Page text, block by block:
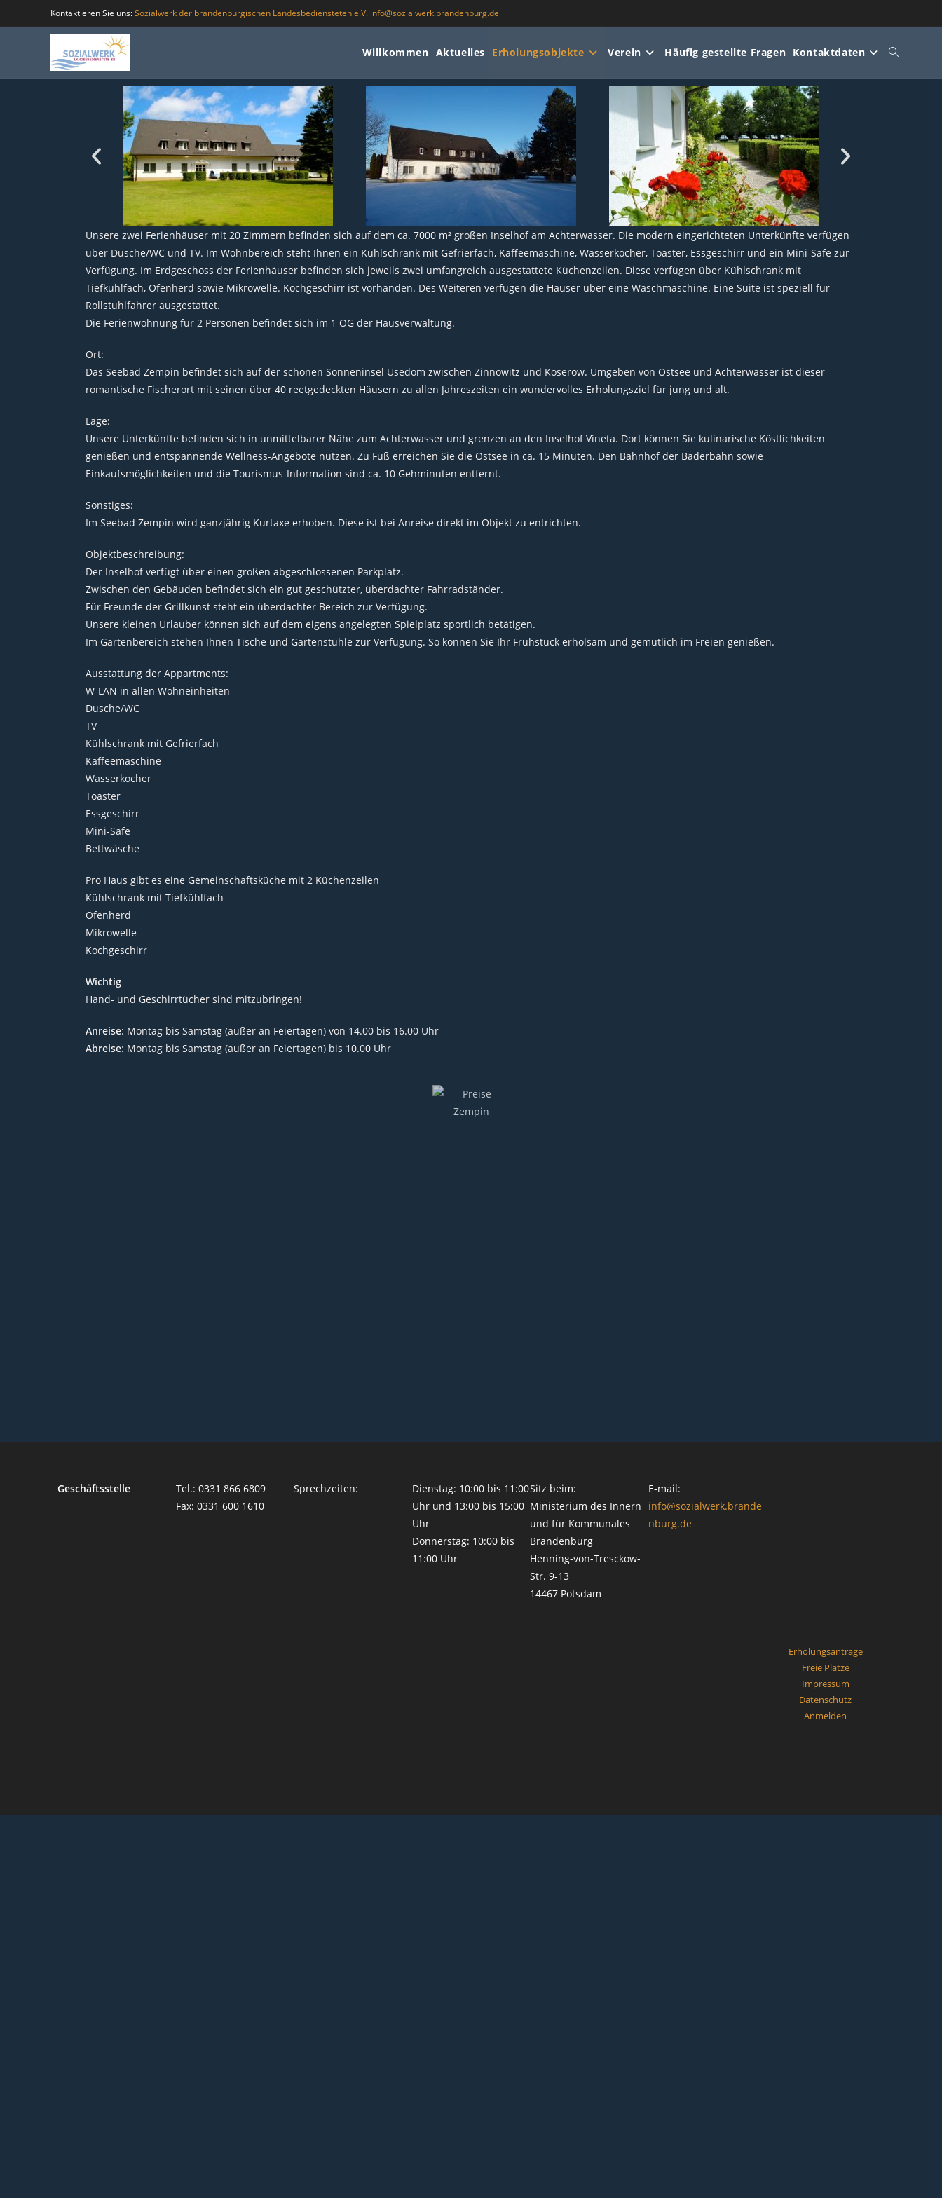
Kontaktieren Sie uns:Sozialwerk der brandenburgischen Landesbediensteten e.V. info@sozialwerk.brandenburg.de
Willkommen Aktuelles Erholungsobjekte Verein Häufig gestellte Fragen Kontaktdaten
Unsere zwei Ferienhäuser mit 20 Zimmern befinden sich auf dem ca. 7000 m² großen Inselhof am Achterwasser. Die modern eingerichteten Unterkünfte verfügen
über Dusche/WC und TV. Im Wohnbereich steht Ihnen ein Kühlschrank mit Gefrierfach, Kaffeemaschine, Wasserkocher, Toaster, Essgeschirr und ein Mini-Safe zur
Verfügung. Im Erdgeschoss der Ferienhäuser befinden sich jeweils zwei umfangreich ausgestattete Küchenzeilen. Diese verfügen über Kühlschrank mit
Tiefkühlfach, Ofenherd sowie Mikrowelle. Kochgeschirr ist vorhanden. Des Weiteren verfügen die Häuser über eine Waschmaschine. Eine Suite ist speziell für
Rollstuhlfahrer ausgestattet.
Die Ferienwohnung für 2 Personen befindet sich im 1 OG der Hausverwaltung.
Ort:
Das Seebad Zempin befindet sich auf der schönen Sonneninsel Usedom zwischen Zinnowitz und Koserow. Umgeben von Ostsee und Achterwasser ist dieser
romantische Fischerort mit seinen über 40 reetgedeckten Häusern zu allen Jahreszeiten ein wundervolles Erholungsziel für jung und alt.
Lage:
Unsere Unterkünfte befinden sich in unmittelbarer Nähe zum Achterwasser und grenzen an den Inselhof Vineta. Dort können Sie kulinarische Köstlichkeiten
genießen und entspannende Wellness-Angebote nutzen. Zu Fuß erreichen Sie die Ostsee in ca. 15 Minuten. Den Bahnhof der Bäderbahn sowie
Einkaufsmöglichkeiten und die Tourismus-Information sind ca. 10 Gehminuten entfernt.
Sonstiges:
Im Seebad Zempin wird ganzjährig Kurtaxe erhoben. Diese ist bei Anreise direkt im Objekt zu entrichten.
Objektbeschreibung:
Der Inselhof verfügt über einen großen abgeschlossenen Parkplatz.
Zwischen den Gebäuden befindet sich ein gut geschützter, überdachter Fahrradständer.
Für Freunde der Grillkunst steht ein überdachter Bereich zur Verfügung.
Unsere kleinen Urlauber können sich auf dem eigens angelegten Spielplatz sportlich betätigen.
Im Gartenbereich stehen Ihnen Tische und Gartenstühle zur Verfügung. So können Sie Ihr Frühstück erholsam und gemütlich im Freien genießen.
Ausstattung der Appartments:
W-LAN in allen Wohneinheiten
Dusche/WC
TV
Kühlschrank mit Gefrierfach
Kaffeemaschine
Wasserkocher
Toaster
Essgeschirr
Mini-Safe
Bettwäsche
Pro Haus gibt es eine Gemeinschaftsküche mit 2 Küchenzeilen
Kühlschrank mit Tiefkühlfach
Ofenherd
Mikrowelle
Kochgeschirr
Wichtig
Hand- und Geschirrtücher sind mitzubringen!
Anreise: Montag bis Samstag (außer an Feiertagen) von 14.00 bis 16.00 Uhr
Abreise: Montag bis Samstag (außer an Feiertagen) bis 10.00 Uhr
Geschäftsstelle
Tel.: 0331 866 6809
Fax: 0331 600 1610
Sprechzeiten:
Dienstag: 10:00 bis 11:00
Uhr und 13:00 bis 15:00
Uhr
Donnerstag: 10:00 bis
11:00 Uhr
Sitz beim:
Ministerium des Innern
und für Kommunales
Brandenburg
Henning-von-Tresckow-
Str. 9-13
14467 Potsdam
E-mail:
info@sozialwerk.brande
nburg.de
Erholungsanträge
Freie Plätze
Impressum
Datenschutz
Anmelden